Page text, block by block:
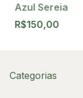
Azul Sereia
R$150,00
Categorias